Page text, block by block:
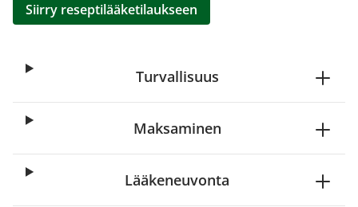
Siirry reseptilääketilaukseen
Turvallisuus
Maksaminen
Lääkeneuvonta